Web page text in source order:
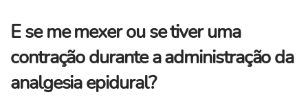
E se me mexer ou se tiver uma
contração durante a administração da
analgesia epidural?